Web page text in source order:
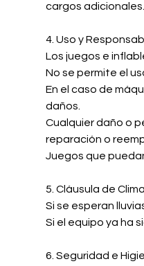
cargos adicionales.
4. Uso y
Los juegos e
No se permite el
En el caso de
daños.
Cualquier daño o
reparación o
Juegos que
5. Cláusula de Clima
Si se esperan
Si el equipo ya ha
6. Seguridad e